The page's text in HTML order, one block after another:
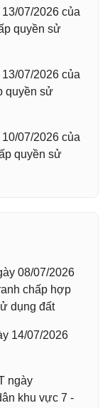
07/2026 của
quyền sử
07/2026 của
quyền sử
07/2026 của
quyền sử
08/07/2026
chấp hợp
dụng đất
14/07/2026
ngày
khu vực 7 -